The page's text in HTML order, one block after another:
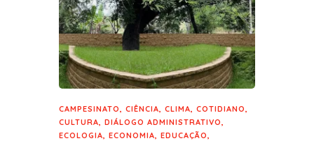
CAMPESINATO, CIÊNCIA, CLIMA, COTIDIANO,
CULTURA, DIÁLOGO ADMINISTRATIVO,
ECOLOGIA, ECONOMIA, EDUCAÇÃO,